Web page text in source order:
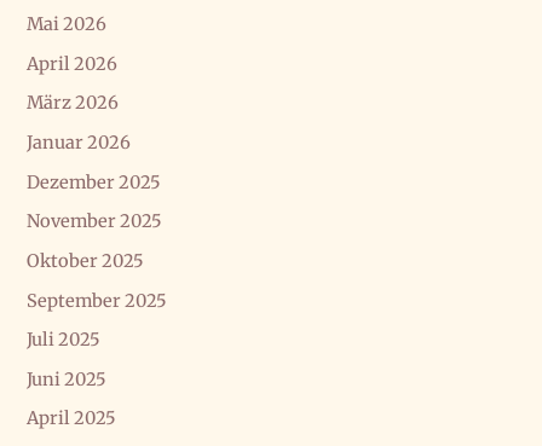
Mai 2026
April 2026
März 2026
Januar 2026
Dezember 2025
November 2025
Oktober 2025
September 2025
Juli 2025
Juni 2025
April 2025